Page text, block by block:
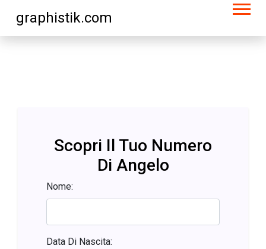
graphistik.com
Scopri Il Tuo Numero
Di Angelo
Nome:
Data Di Nascita: